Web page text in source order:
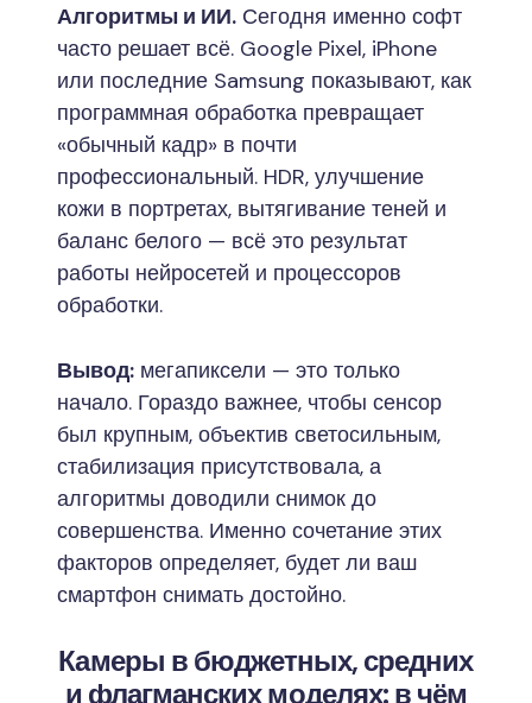
Алгоритмы и ИИ. Сегодня именно софт
часто решает всё. Google Pixel, iPhone
или последние Samsung показывают, как
программная обработка превращает
«обычный кадр» в почти
профессиональный. HDR, улучшение
кожи в портретах, вытягивание теней и
баланс белого — всё это результат
работы нейросетей и процессоров
обработки.
Вывод: мегапиксели — это только
начало. Гораздо важнее, чтобы сенсор
был крупным, объектив светосильным,
стабилизация присутствовала, а
алгоритмы доводили снимок до
совершенства. Именно сочетание этих
факторов определяет, будет ли ваш
смартфон снимать достойно.
Камеры в бюджетных, средних
и флагманских моделях: в чём